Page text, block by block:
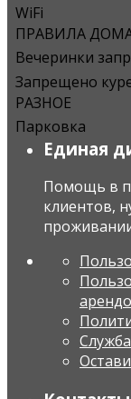
WiFi
ПРАВИЛА
Вечеринки
Запрещено
РАЗНОЕ
Парковка
Единая
Помощь в
клиентов,